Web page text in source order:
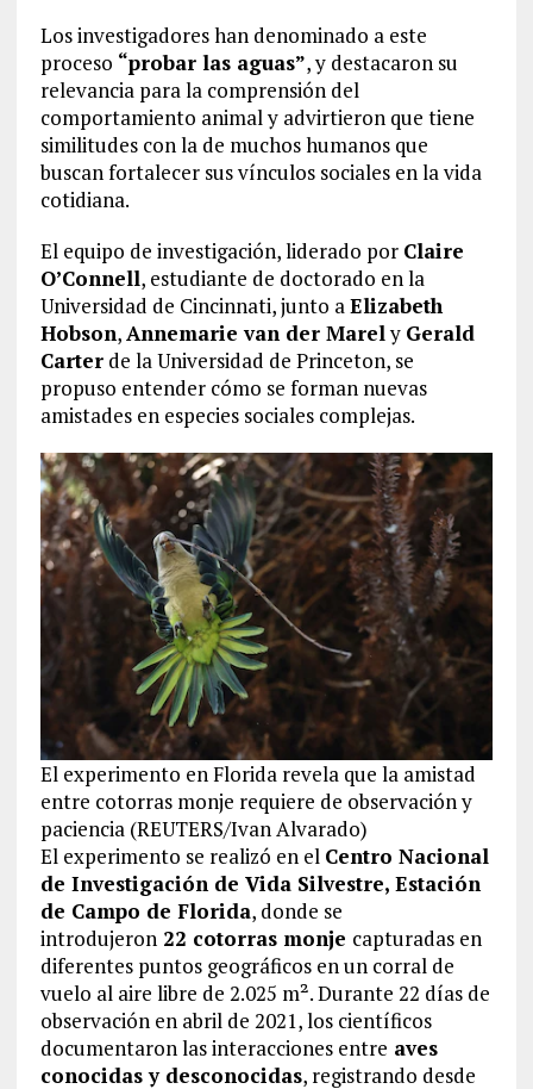
Los investigadores han denominado a este
proceso “probar las aguas”, y destacaron su
relevancia para la comprensión del
comportamiento animal y advirtieron que tiene
similitudes con la de muchos humanos que
buscan fortalecer sus vínculos sociales en la vida
cotidiana.
El equipo de investigación, liderado por Claire
O’Connell, estudiante de doctorado en la
Universidad de Cincinnati, junto aElizabeth
Hobson,Annemarie van der Marely Gerald
Carterde la Universidad de Princeton, se
propuso entender cómo se forman nuevas
amistades en especies sociales complejas.
El experimento en Florida revela que la amistad
entre cotorras monje requiere de observación y
paciencia (REUTERS/Ivan Alvarado)
El experimento se realizó en el Centro Nacional
de Investigación de Vida Silvestre, Estación
de Campo de Florida, donde se
introdujeron22 cotorras monje capturadas en
diferentes puntos geográficos en un corral de
vuelo al aire libre de 2.025 m². Durante 22 días de
observación en abril de 2021, los científicos
documentaron las interacciones entre aves
conocidas y desconocidas, registrando desde